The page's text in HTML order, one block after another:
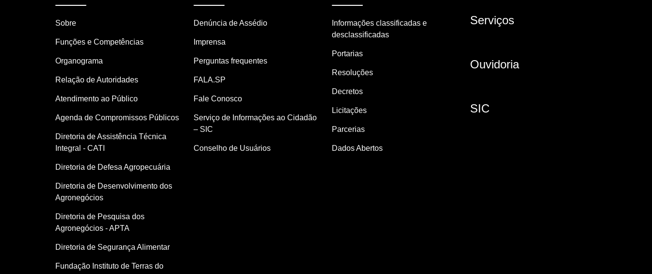
Sobre
Funções e Competências
Organograma
Relação de Autoridades
Atendimento ao Público
Agenda de Compromissos Públicos
Diretoria de Assistência Técnica
Integral - CATI
Diretoria de Defesa Agropecuária
Diretoria de Desenvolvimento dos
Agronegócios
Diretoria de Pesquisa dos
Agronegócios - APTA
Diretoria de Segurança Alimentar
Fundação Instituto de Terras do
Denúncia de Assédio
Imprensa
Perguntas frequentes
FALA.SP
Fale Conosco
Serviço de Informações ao Cidadão
– SIC
Conselho de Usuários
Informações classificadas e
desclassificadas
Portarias
Resoluções
Decretos
Licitações
Parcerias
Dados Abertos
Serviços
Ouvidoria
SIC